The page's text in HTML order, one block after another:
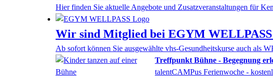
Hier finden Sie aktuelle Angebote und Zusatzveranstaltungen für
Wir sind Mitglied bei EGYM
Ab sofort können Sie ausgewählte vhs-Gesundheitskurse auch
Treffpunkt Bühne - Begegnung
talentCAMPus Ferienwoche -